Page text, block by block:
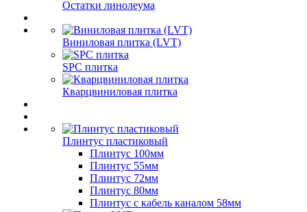
Остатки линолеума
Виниловая плитка (LVT)
SPC плитка
Кварцвиниловая плитка
Плинтус пластиковый
Плинтус 100мм
Плинтус 55мм
Плинтус 72мм
Плинтус 80мм
Плинтус с кабель каналом 58мм